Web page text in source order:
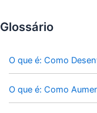
Glossário
O que é: Como
O que é: Como